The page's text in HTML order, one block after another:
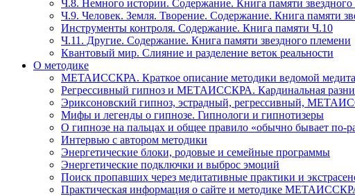
Ч.8. Немного истории. Содержание. Книга памяти
Ч.9. Человек. Земля. Творение. Содержание. Книга памяти
Инструменты контроля. Содержание. Книга памяти Ч.10
Ч.11. Другие. Содержание. Книга памяти звездного племени
Квантовый мир. Слияние и разделение веток реальности
О методике
МЕТАИССКРА. Краткое описание методики ведомой
Регрессивный гипноз и МЕТАИССКРА. Кардинальная
Эриксоновский гипноз, эстрадный, регрессивный,
Мифы и легенды о гипнозе. Гипнологи и гипнотизеры
О гипнозе на пальцах и общее правило «обычно бывает по-
Интервью с автором методики
Энергетические блоки, родовые и семейные программы
Энергетические подключки и выброс эмоций
Поиск пропавших через медитативные практики и
Практическая информация о сайте и методике